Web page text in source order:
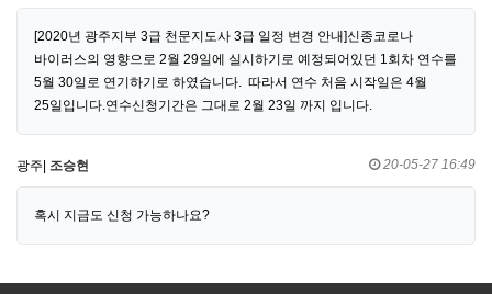
[2020년 광주지부 3급 천문지도사 3급 일정 변경 안내]신종코로나
바이러스의 영향으로 2월 29일에 실시하기로 예정되어있던 1회차 연수를
5월 30일로 연기하기로 하였습니다. 따라서 연수 처음 시작일은 4월
25일입니다.연수신청기간은 그대로 2월 23일 까지 입니다.
광주| 조승현 20-05-27 16:49
혹시 지금도 신청 가능하나요?